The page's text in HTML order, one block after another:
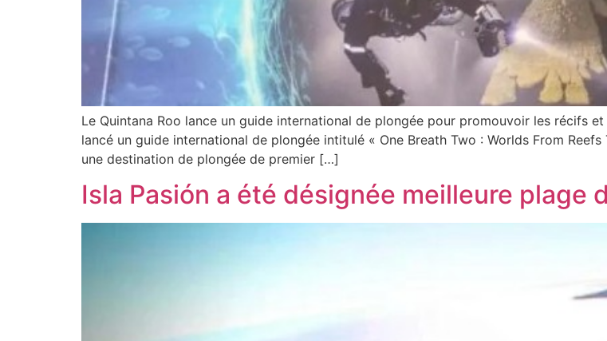
Le Quintana Roo lance un guide international de plongée pour promouvoir les récifs
lancé un guide international de plongée intitulé « One Breath Two : Worlds From
une destination de plongée de premier […]
Isla Pasión a été désignée meilleure plage